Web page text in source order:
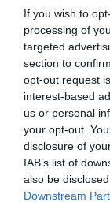
If you wish to
processing of
targeted
section to
opt-out request
interest-based
us or personal
your opt-out.
disclosure of
IAB’s list of
also be
Downstream